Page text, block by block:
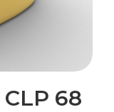
68